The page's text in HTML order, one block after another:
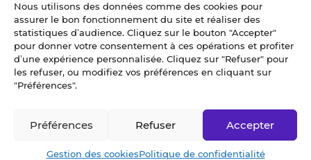
Nous utilisons des données comme des cookies pour
assurer le bon fonctionnement du site et réaliser des
statistiques d’audience. Cliquez sur le bouton "Accepter"
pour donner votre consentement à ces opérations et profiter
d’une expérience personnalisée. Cliquez sur "Refuser" pour
les refuser, ou modifiez vos préférences en cliquant sur
"Préférences".
Accepter
Refuser
Préférences
Gestion des cookiesPolitique de confidentialité
Ecrivez-nous
02 99 79 33 34